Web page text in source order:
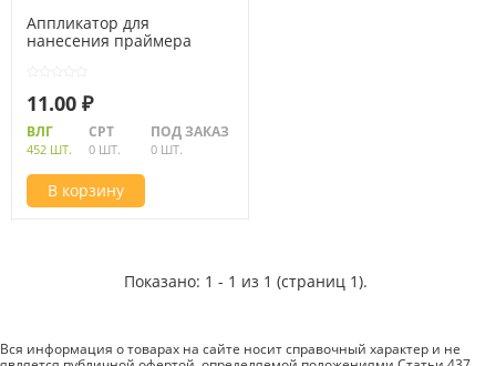
Аппликатор для
нанесения праймера
11.00 ₽
ВЛГ
452 ШТ.
СРТ
0 ШТ.
ПОД ЗАКАЗ
0 ШТ.
В корзину
Показано: 1 - 1 из 1 (страниц 1).
Вся информация о товарах на сайте носит справочный характер и не